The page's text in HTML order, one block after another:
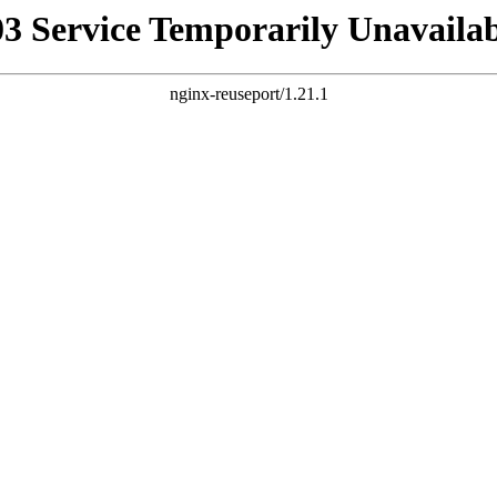
Service Temporarily
nginx-reuseport/1.21.1